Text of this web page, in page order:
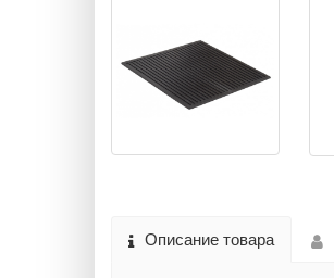
Описание товара